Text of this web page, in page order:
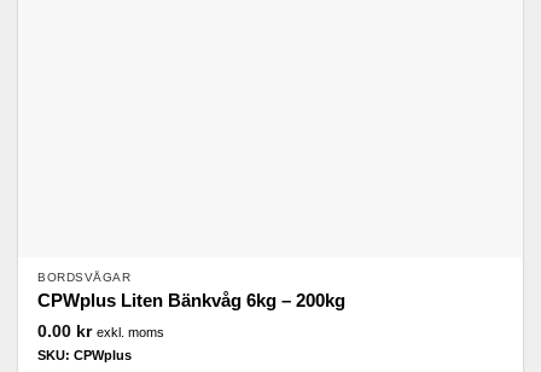
BORDSVÅGAR
CPWplus Liten Bänkvåg 6kg – 200kg
0.00 kr exkl. moms
SKU: CPWplus